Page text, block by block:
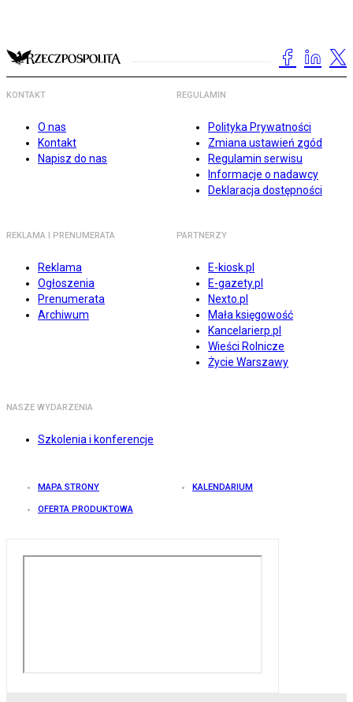
KONTAKT
O nas
Kontakt
Napisz do nas
REGULAMIN
Polityka Prywatności
Zmiana ustawień zgód
Regulamin serwisu
Informacje o nadawcy
Deklaracja dostępności
REKLAMA I PRENUMERATA
Reklama
Ogłoszenia
Prenumerata
Archiwum
PARTNERZY
E-kiosk.pl
E-gazety.pl
Nexto.pl
Mała księgowość
Kancelarierp.pl
Wieści Rolnicze
Życie Warszawy
NASZE WYDARZENIA
Szkolenia i konferencje
MAPA STRONY KALENDARIUM
OFERTA PRODUKTOWA